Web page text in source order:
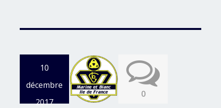
10
décembre
2017
0